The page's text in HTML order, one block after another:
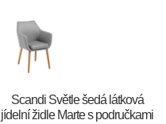
Scandi Světle šedá látková
jídelní židle Marte s područkami